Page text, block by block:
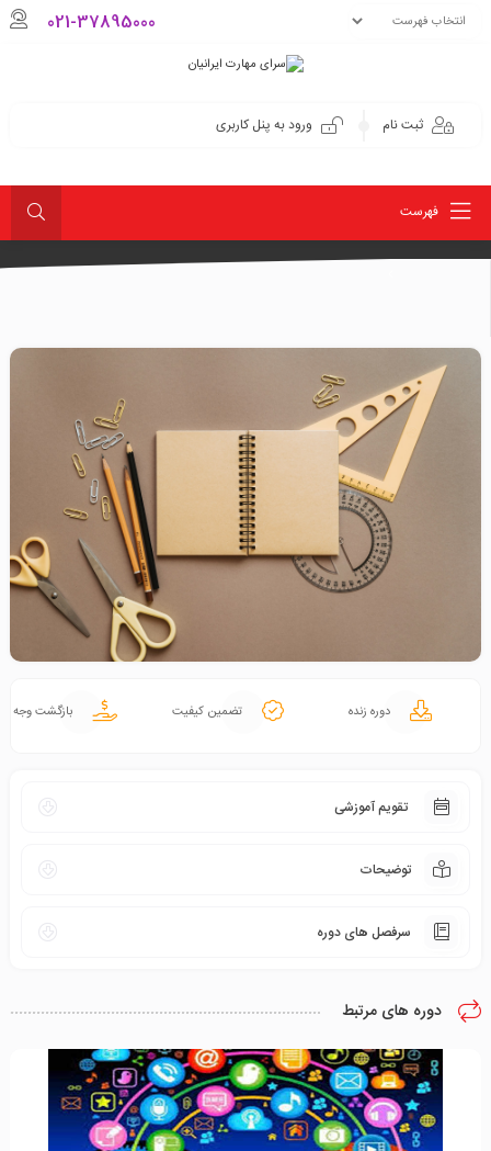
021-37895000
ثبت نام ورود به پنل کاربری
فهرست
دوره زنده تضمین کیفیت بازگشت وجه
تقویم آموزشی
توضیحات
سرفصل های دوره
دوره های مرتبط